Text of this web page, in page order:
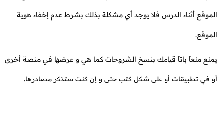
الموقع أثناء الدرس فلا يوجد أي مشكلة بذلك بشرط عدم إخفاء هوية
الموقع.
يمنع منعاً باتاً قيامك بنسخ الشروحات كما هي و عرضها في منصة أخرى
أو في تطبيقات أو على شكل كتب حتى و إن كنت ستذكر مصادرها.